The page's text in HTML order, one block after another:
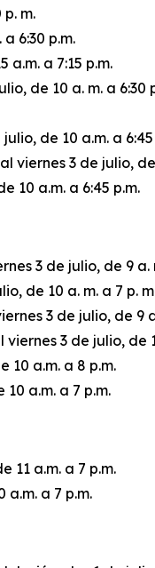
m.
6:30 p.m.
a.m. a 7:15 p.m.
de 10 a. m. a
de 10 a.m. a 6:45
viernes 3 de julio, de
10 a.m. a 6:45 p.m.
3 de julio, de 9 a.
de 10 a. m. a 7 p.
3 de julio, de 9
3 de julio, de
10 a.m. a 8 p.m.
a.m. a 7 p.m.
11 a.m. a 7 p.m.
a 7 p.m.